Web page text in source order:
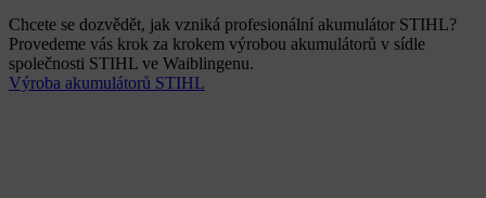
Chcete se dozvědět, jak vzniká profesionální akumulátor STIHL?
Provedeme vás krok za krokem výrobou akumulátorů v sídle
společnosti STIHL ve Waiblingenu.
Výroba akumulátorů STIHL